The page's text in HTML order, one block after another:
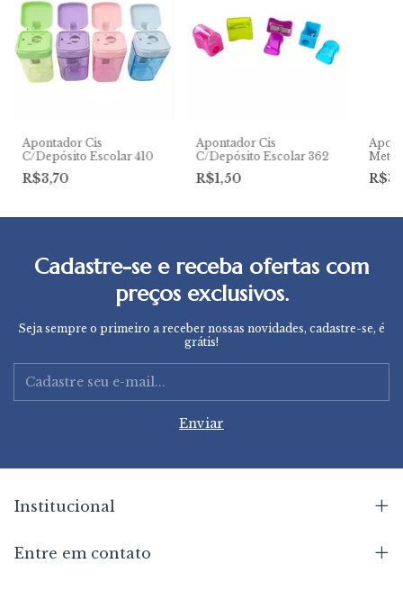
Apontador Cis
C/Depósito Escolar 410
R$3,70
Apontador Cis
C/Depósito Escolar 362
R$1,50
Cadastre-se e receba ofertas com
preços exclusivos.
Seja sempre o primeiro a receber nossas novidades, cadastre-se, é
grátis!
Institucional
Entre em contato